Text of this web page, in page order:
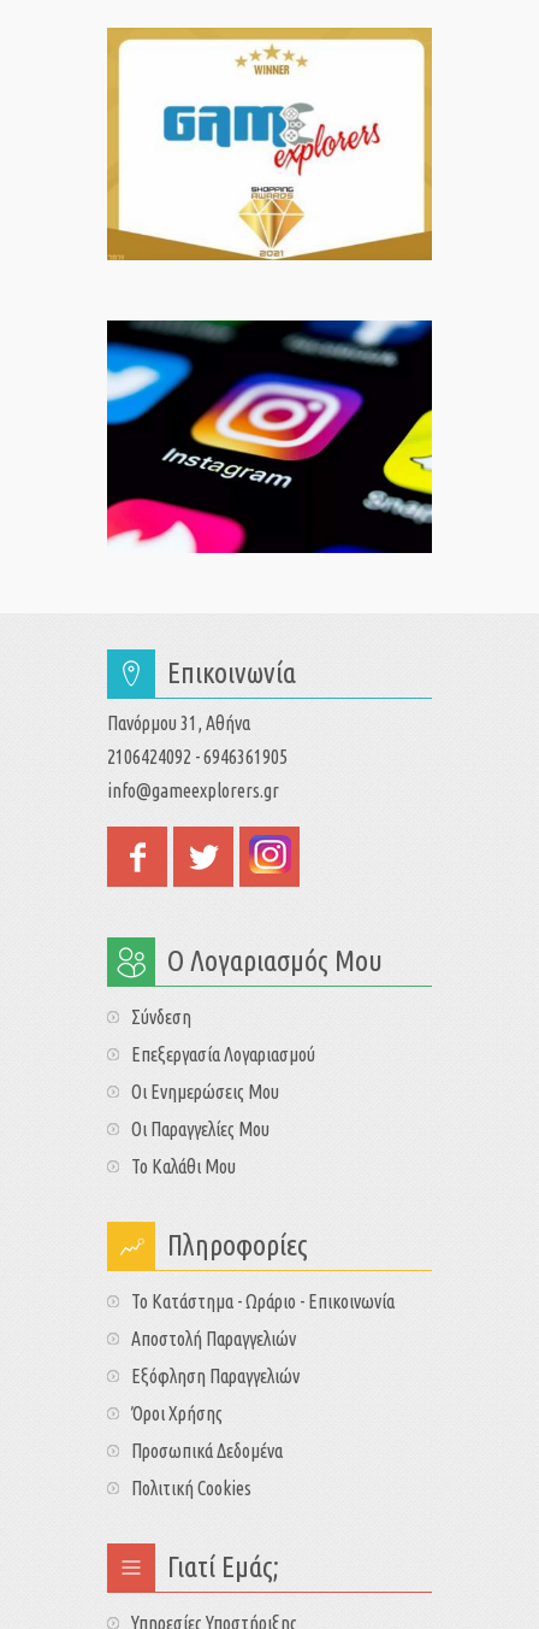
Επικοινωνία
Πανόρμου 31, Αθήνα
2106424092 - 6946361905
info@gameexplorers.gr
Ο Λογαριασμός Μου
Σύνδεση
Επεξεργασία Λογαριασμού
Οι Ενημερώσεις Μου
Οι Παραγγελίες Μου
Το Καλάθι Μου
Πληροφορίες
Το Κατάστημα - Ωράριο - Επικοινωνία
Αποστολή Παραγγελιών
Εξόφληση Παραγγελιών
Όροι Χρήσης
Προσωπικά Δεδομένα
Πολιτική Cookies
Γιατί Εμάς;
Υπηρεσίες Υποστήριξης